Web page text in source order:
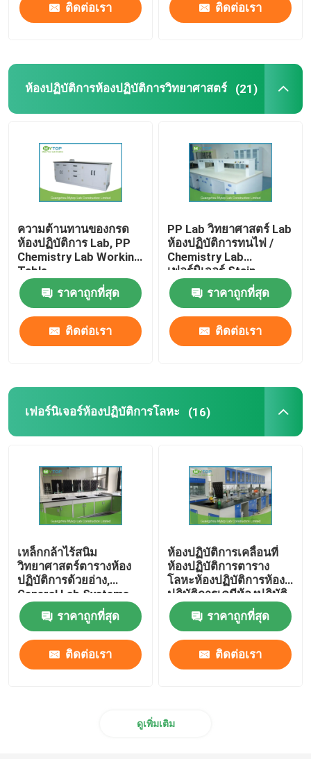
ติดต่อเรา ติดต่อเรา
ห้องปฏิบัติการห้องปฏิบัติการวิทยาศาสตร์ (21)
ความต้านทานของกรด
ห้องปฏิบัติการ Lab, PP
Chemistry Lab Working
Table
ราคาถูกที่สุด
ติดต่อเรา
PP Lab วิทยาศาสตร์ Lab
ห้องปฏิบัติการทนไฟ /
Chemistry Lab
เฟอร์นิเจอร์ Stain
Resistant
ราคาถูกที่สุด
ติดต่อเรา
เฟอร์นิเจอร์ห้องปฏิบัติการโลหะ (16)
เหล็กกล้าไร้สนิม
วิทยาศาสตร์ตารางห้อง
ปฏิบัติการด้วยอ่าง,
General Lab Systems
เฟอร์นิเจอร์
ราคาถูกที่สุด
ติดต่อเรา
ห้องปฏิบัติการเคลื่อนที่
ห้องปฏิบัติการตาราง
โลหะห้องปฏิบัติการห้อง
ปฏิบัติการเคมีห้องปฏิบัติ
การ Lab
ราคาถูกที่สุด
ติดต่อเรา
ดูเพิ่มเติม